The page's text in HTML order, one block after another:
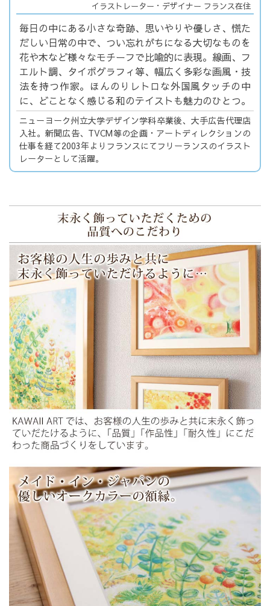
イラストレーター・デザイナー フランス在住
毎日の中にある小さな奇跡、思いやりや優しさ、慌た
だしい日常の中で、つい忘れがちになる大切なものを
花や木など様々なモチーフで比喩的に表現。線画、フ
エルト調、タイポグラフィ等、幅広く多彩な画風・技
法を持つ作家。ほんのりレトロな外国風タッチの中
に、どことなく感じる和のテイストも魅力のひとつ。
ニューヨーク州立大学デザイン学科卒業後、大手広告代理店
入社。新聞広告、TVCM等の企画・アートディレクションの
仕事を経て2003年よりフランスにてフリーランスのイラスト
レーターとして活躍。